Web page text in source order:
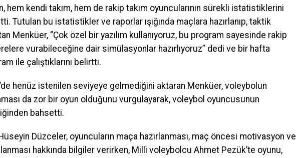
hem kendi takım, hem de rakip takım oyuncularının sürekli istatistiklerini
Tutulan bu istatistikler ve raporlar ışığında maçlara hazırlanıp, taktik
Menküer, “Çok özel bir yazılım kullanıyoruz, bu program sayesinde rakip
vurabileceğine dair simülasyonlar hazırlıyoruz” dedi ve bir hafta
ile çalıştıklarını belirtti.
henüz istenilen seviyeye gelmediğini aktaran Menküer, voleybolun
da zor bir oyun olduğunu vurgulayarak, voleybol oyuncusunun
bahsetti.
Düzceler, oyuncuların maça hazırlanması, maç öncesi motivasyon ve
hakkında bilgiler verirken, Milli voleybolcu Ahmet Pezük’te oyunu,